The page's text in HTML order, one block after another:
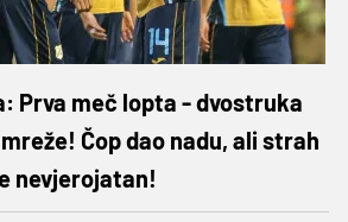
Prva meč lopta - dvostruka
Čop dao nadu, ali strah
nevjerojatan!